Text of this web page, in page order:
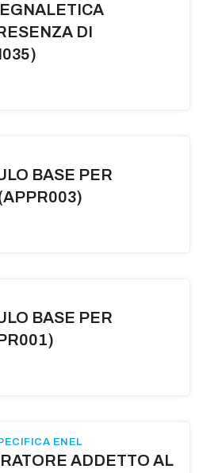
DI
BASE PER
BASE PER
ENEL
ADDETTO AL